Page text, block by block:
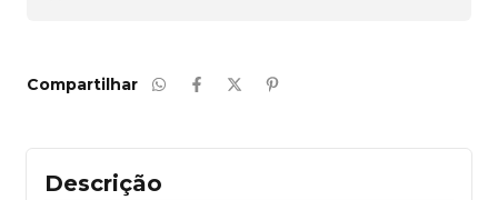
Compartilhar
Descrição